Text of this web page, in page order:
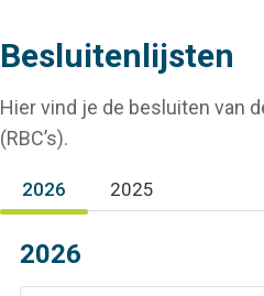
Besluitenlijsten
Hier vind je de besluiten van
(RBC’s).
2026
(actieve tabblad)
2025
2026